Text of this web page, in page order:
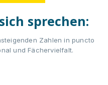
sprechen:
Zahlen in puncto
und Fächervielfalt.